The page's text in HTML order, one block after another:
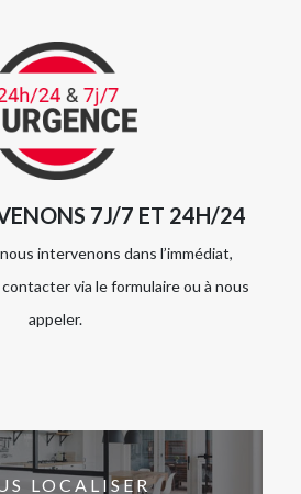
7J/7 ET 24H/24
intervenons dans l’immédiat,
contacter via le formulaire ou à nous
appeler.
LOCALISER